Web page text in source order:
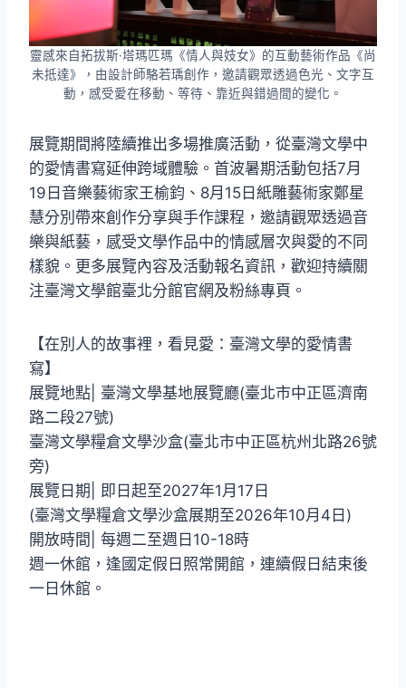
靈感來自拓拔斯·塔瑪匹瑪《情人與妓女》的互動藝術作品《尚
未抵達》，由設計師駱若瑀創作，邀請觀眾透過色光、文字互
動，感受愛在移動、等待、靠近與錯過間的變化。
展覽期間將陸續推出多場推廣活動，從臺灣文學中
的愛情書寫延伸跨域體驗。首波暑期活動包括7月
19日音樂藝術家王榆鈞、8月15日紙雕藝術家鄭星
慧分別帶來創作分享與手作課程，邀請觀眾透過音
樂與紙藝，感受文學作品中的情感層次與愛的不同
樣貌。更多展覽內容及活動報名資訊，歡迎持續關
注臺灣文學館臺北分館官網及粉絲專頁。
【在別人的故事裡，看見愛：臺灣文學的愛情書
寫】
展覽地點| 臺灣文學基地展覽廳(臺北市中正區濟南
路二段27號)
臺灣文學糧倉文學沙盒(臺北市中正區杭州北路26號
旁)
展覽日期| 即日起至2027年1月17日
(臺灣文學糧倉文學沙盒展期至2026年10月4日)
開放時間| 每週二至週日10-18時
週一休館，逢國定假日照常開館，連續假日結束後
一日休館。